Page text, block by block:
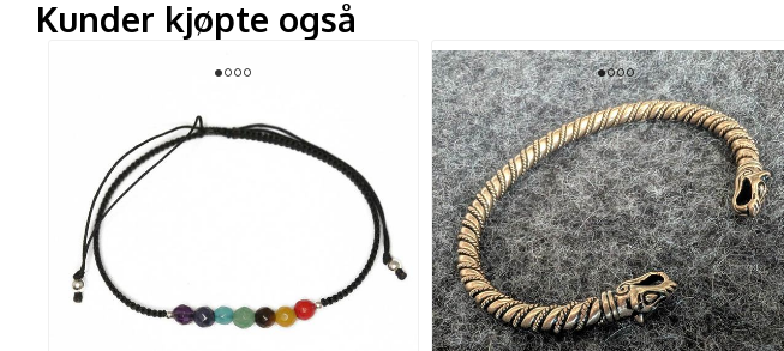
Kunder kjøpte også